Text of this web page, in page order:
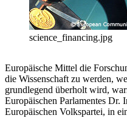
science_financing.jpg
Europäische Mittel die
die Wissenschaft zu werden,
grundlegend überholt wird,
Europäischen Parlamentes Dr.
Europäischen Volkspartei, in